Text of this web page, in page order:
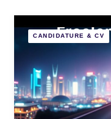
CANDIDATURE & CV